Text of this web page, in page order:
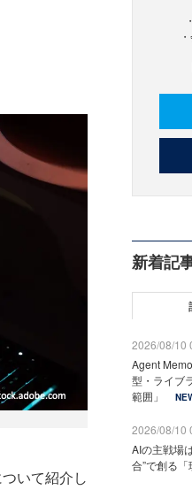
いて紹介し
新着記
2026/08/10
Agent
型・ライブ
範囲」
2026/08/10
AIの主戦場
合”で創る「